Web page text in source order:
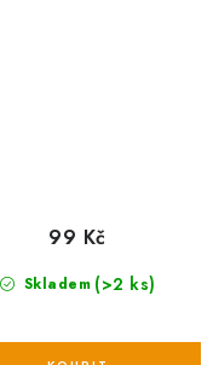
Skladem (>2 ks)
99 Kč